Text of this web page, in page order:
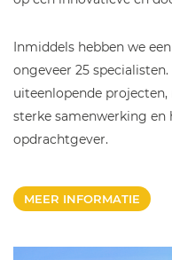
Inmiddels hebben we
ongeveer 25
uiteenlopende projecten,
sterke samenwerking en
opdrachtgever.
MEER INFORMATIE